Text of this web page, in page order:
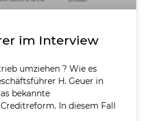
im Interview
umziehen ? Wie es
H. Geuer in
bekannte
In diesem Fall